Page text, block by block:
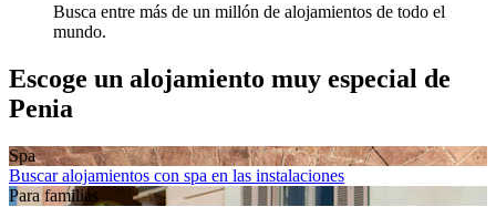
Busca entre más de un millón de alojamientos de todo el
mundo.
Escoge un alojamiento muy especial de
Penia
Spa
Buscar alojamientos con spa en las instalaciones
Para familias